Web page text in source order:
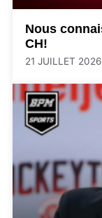
Nous
CH!
21 JUILLET 2026